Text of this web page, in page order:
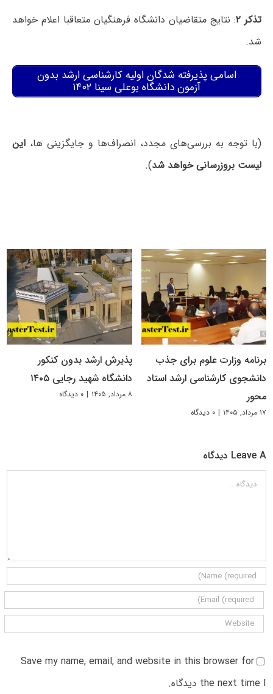
تذکر ۲ : نتایج متقاضیان دانشگاه فرهنگیان متعاقبا اعلام خواهد
شد.
اسامی پذیرفته شدگان اولیه کارشناسی ارشد بدون
آزمون دانشگاه بوعلی سینا ۱۴۰۲
(با توجه به بررسی‌های مجدد، انصراف‌ها و جایگزینی ها،این
لیست بروزرسانی خواهد شد).
برنامه وزارت علوم برای جذب
دانشجوی کارشناسی ارشد استاد
محور
۱۷ مرداد, ۱۴۰۵ | ۰ دیدگاه
پذیرش ارشد بدون کنکور
دانشگاه شهید رجایی ۱۴۰۵
۸ مرداد, ۱۴۰۵ | ۰ دیدگاه
Leave A دیدگاه
دیدگاه
Save my name, email, and website in this browser for
the next time I دیدگاه.